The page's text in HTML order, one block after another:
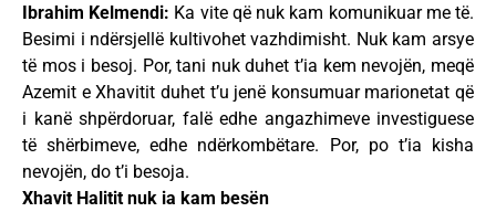
Ibrahim Kelmendi: Ka vite që nuk kam komunikuar me të.
Besimi i ndërsjellë kultivohet vazhdimisht. Nuk kam arsye
të mos i besoj. Por, tani nuk duhet t’ia kem nevojën, meqë
Azemit e Xhavitit duhet t’u jenë konsumuar marionetat që
i kanë shpërdoruar, falë edhe angazhimeve investiguese
të shërbimeve, edhe ndërkombëtare. Por, po t’ia kisha
nevojën, do t’i besoja.
Xhavit Halitit nuk ia kam besën